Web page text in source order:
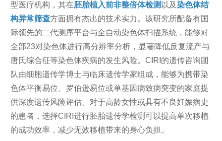
型医疗机构，其在胚胎植入前非整倍体检测 以及染色体结
构异常筛查方面拥有杰出的技术实力。该研究所配备有国
际领先的二代测序平台与全自动染色体扫描系统，能够对
全部23对染色体进行高分辨率分析，显著降低反复流产与
唐氏综合征等染色体疾病的发生风险。CIRI的遗传咨询团
队由细胞遗传学博士与临床遗传学家组成，能够为携带染
色体平衡易位、罗伯逊易位或单基因病致病突变的家庭提
供深度遗传风险评估。对于高龄女性或具有不良妊娠病史
的患者，选择CIRI进行胚胎遗传学检测可以提高单次移植
的成功效率，减少无效移植带来的身心负担。